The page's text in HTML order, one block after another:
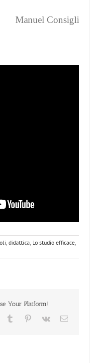
Manuel Consigli
, didattica, Lo studio efficace,
Your Platform!
Tumblr Pinterest
Vk Email